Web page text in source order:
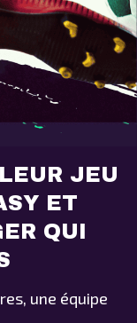
JEU
ET
QUI
une équipe